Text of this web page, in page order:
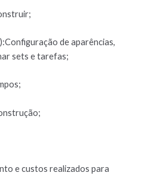
de aparências,
sets e tarefas;
e custos realizados para